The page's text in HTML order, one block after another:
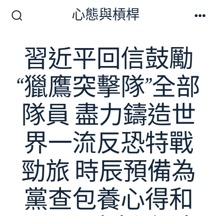
切
換
關
心態與槓桿
習近平回信鼓勵
“獵鷹突擊隊”全部
隊員 盡力鑄造世
界一流反恐特戰
勁旅 時辰預備為
黨查包養心得和